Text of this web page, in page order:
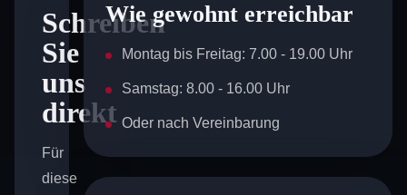
Schreiben
Sie
uns
direkt
Für
diese
Wie gewohnt erreichbar
Montag bis Freitag: 7.00 - 19.00 Uhr
Samstag: 8.00 - 16.00 Uhr
Oder nach Vereinbarung